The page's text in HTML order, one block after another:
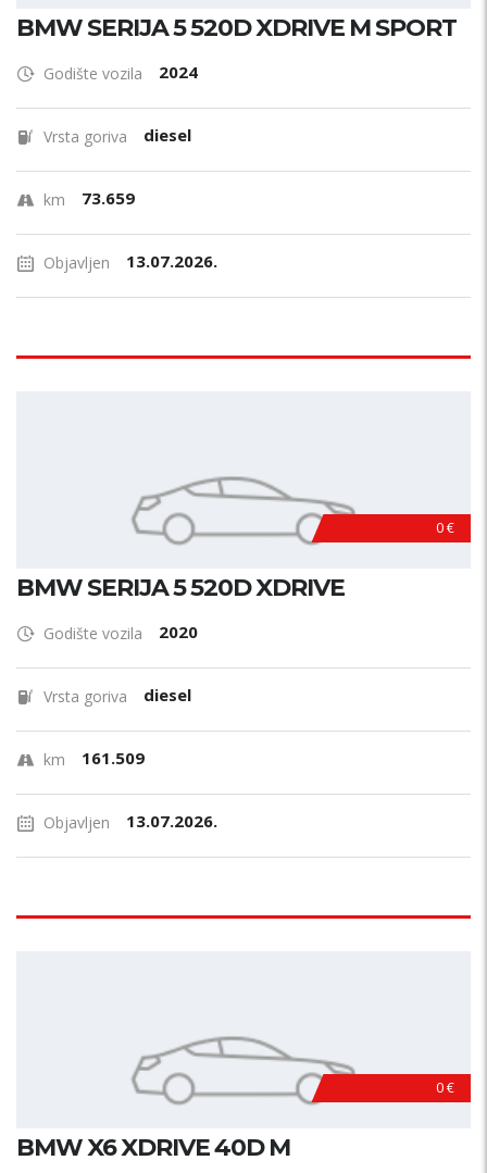
BMW SERIJA 5 520D XDRIVE M SPORT
Godište vozila 2024
Vrsta goriva diesel
km 73.659
Objavljen 13.07.2026.
0 €
BMW SERIJA 5 520D XDRIVE
Godište vozila 2020
Vrsta goriva diesel
km 161.509
Objavljen 13.07.2026.
0 €
BMW X6 XDRIVE 40D M